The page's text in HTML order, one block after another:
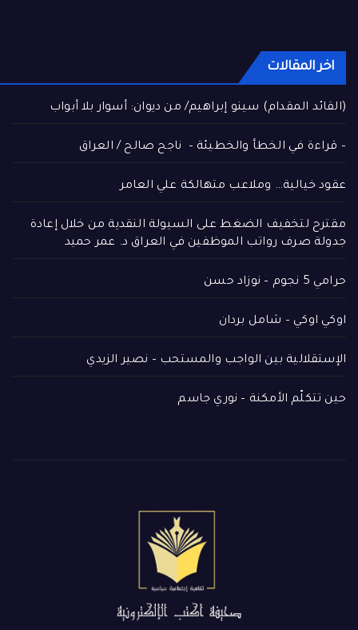
اخر المقالات
(القائد المقدام) سينو إبراهيم/ من ديوان: أسوار بلا أبواب
– قراءة في الخطأ والخطيئة – ناجح صالح / العراق
عقود خيالية… وملاعب متهالكة علي العامر
مقترح لتخفيف الضغط على السيولة النقدية من خلال إعادة
جدولة صرف رواتب الموظفين في العراق د. عمر حميد
حرامي 5 نجوم – نوزاد حسن
اوكي اوكي – شامل بردان
الإستقلالية بين الواجب والمستحب – نصير الزيدي
حين تتكلّم الأمكنة – نوري جاسم